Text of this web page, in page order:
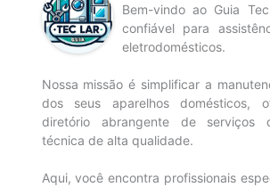
Bem-vindo ao Guia
confiável para
eletrodomésticos.
Nossa missão é simplificar a
dos seus aparelhos domésticos,
diretório abrangente de serviços
técnica de alta qualidade.
Aqui, você encontra profissionais